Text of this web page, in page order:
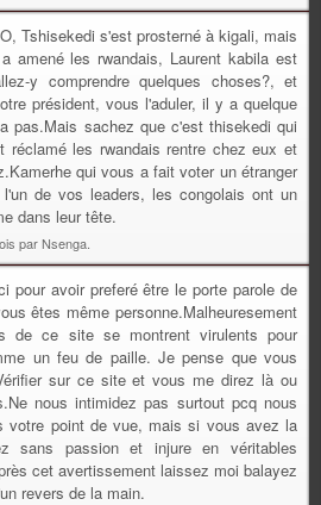
Tshisekedi s'est prosterné à kigali, mais
amené les rwandais, Laurent kabila est
y comprendre quelques choses?, et
président, vous l'aduler, il y a quelque
pas.Mais sachez que c'est thisekedi qui
réclamé les rwandais rentre chez eux et
qui vous a fait voter un étranger
l'un de vos leaders, les congolais ont un
dans leur tête.
par Nsenga.
pour avoir preferé être le porte parole de
êtes même personne.Malheuresement
de ce site se montrent virulents pour
un feu de paille. Je pense que vous
sur ce site et vous me direz là ou
nous intimidez pas surtout pcq nous
votre point de vue, mais si vous avez la
sans passion et injure en véritables
cet avertissement laissez moi balayez
revers de la main.